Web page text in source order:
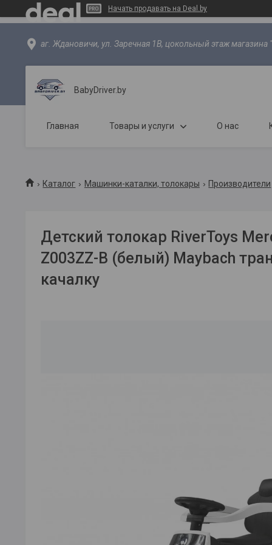
Начать продавать на Deal.by
аг. Ждановичи, ул. Заречная 1В, цокольный этаж
BabyDriver.by
Главная Товары и услуги О нас
Каталог Машинки-каталки, толокары Производители
Детский толокар RiverToys
Z003ZZ-B (белый) Maybach
качалку